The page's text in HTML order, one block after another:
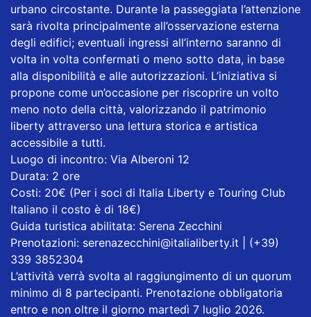
urbano circostante. Durante la passeggiata l’attenzione
sarà rivolta principalmente all’osservazione esterna
degli edifici; eventuali ingressi all’interno saranno di
volta in volta confermati o meno sotto data, in base
alla disponibilità e alle autorizzazioni. L’iniziativa si
propone come un’occasione per riscoprire un volto
meno noto della città, valorizzando il patrimonio
liberty attraverso una lettura storica e artistica
accessibile a tutti.
Luogo di incontro: Via Alberoni 12
Durata: 2 ore
Costi: 20€ (Per i soci di Italia Liberty e Touring Club
Italiano il costo è di 18€)
Guida turistica abilitata: Serena Zecchini
Prenotazioni: serenazecchini@italialiberty.it | (+39)
339 3852304
L’attività verrà svolta al raggiungimento di un quorum
minimo di 8 partecipanti. Prenotazione obbligatoria
entro e non oltre il giorno martedì 7 luglio 2026.